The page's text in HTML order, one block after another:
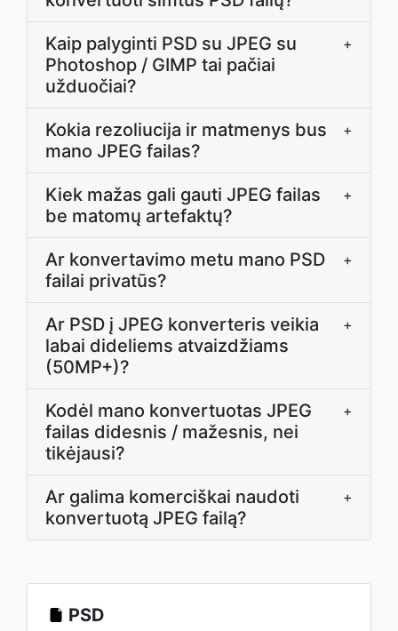
Kaip palyginti PSD su JPEG su
Photoshop / GIMP tai pačiai
užduočiai?
+
Kokia rezoliucija ir matmenys bus
mano JPEG failas?
+
Kiek mažas gali gauti JPEG failas
be matomų artefaktų?
+
Ar konvertavimo metu mano PSD
failai privatūs?
+
Ar PSD į JPEG konverteris veikia
labai dideliems atvaizdžiams
(50MP+)?
+
Kodėl mano konvertuotas JPEG
failas didesnis / mažesnis, nei
tikėjausi?
+
Ar galima komerciškai naudoti
konvertuotą JPEG failą?
+
PSD